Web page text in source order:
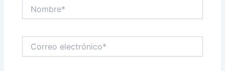
electrónico*